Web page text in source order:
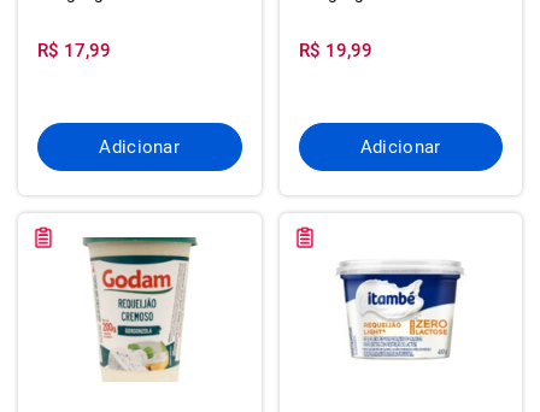
R$ 17,99
Adicionar
R$ 19,99
Adicionar